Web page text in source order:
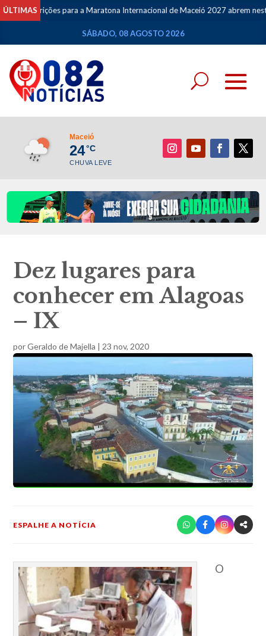
ÚLTIMAS
para a Maratona Internacional de Maceió 2027 abrem nesta segunda-
SÁBADO, 08 AGOSTO 2026
Maceió
24°C
CHUVA LEVE
Dez lugares para
conhecer em Alagoas
– IX
porGeraldo de Majella | 23 nov, 2020
ESPALHE A NOTÍCIA
O